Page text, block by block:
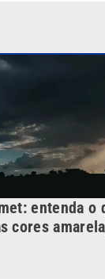
Política